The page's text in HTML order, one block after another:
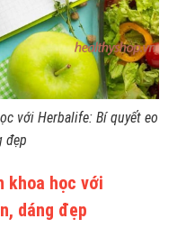
với Herbalife: Bí quyết eo
đẹp
khoa học với
dáng đẹp